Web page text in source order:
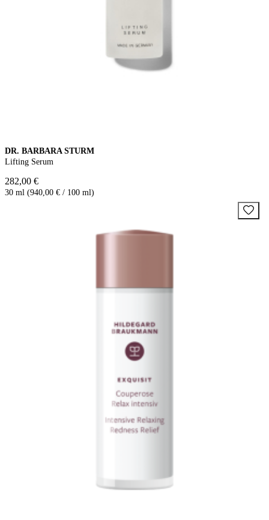
DR. BARBARA STURM
Lifting Serum
282,00 €
30 ml (940,00 € / 100 ml)